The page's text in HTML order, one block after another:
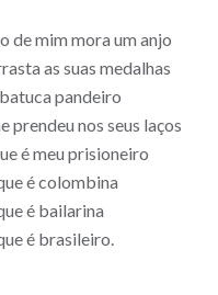
de mim mora um anjo
as suas medalhas
pandeiro
prendeu nos seus laços
é meu prisioneiro
é colombina
é bailarina
é brasileiro.